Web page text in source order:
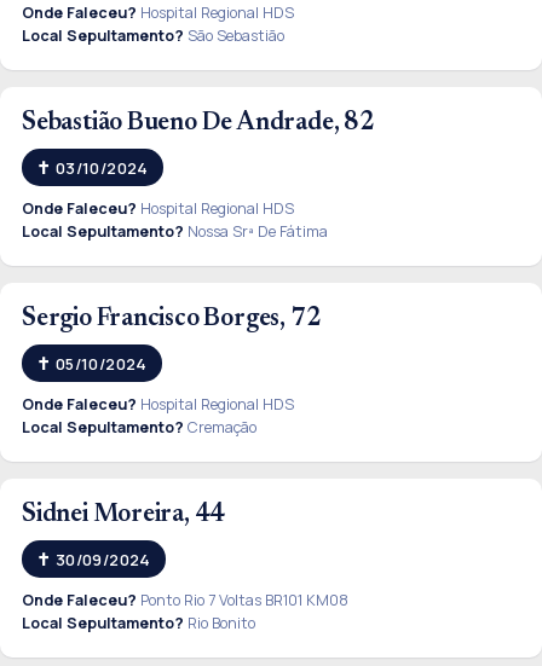
Onde Faleceu? Hospital Regional HDS
Local Sepultamento? São Sebastião
Sebastião Bueno De Andrade, 82
03/10/2024
Onde Faleceu? Hospital Regional HDS
Local Sepultamento? Nossa Srª De Fátima
Sergio Francisco Borges, 72
05/10/2024
Onde Faleceu? Hospital Regional HDS
Local Sepultamento? Cremação
Sidnei Moreira, 44
30/09/2024
Onde Faleceu? Ponto Rio 7 Voltas BR101 KM08
Local Sepultamento? Rio Bonito